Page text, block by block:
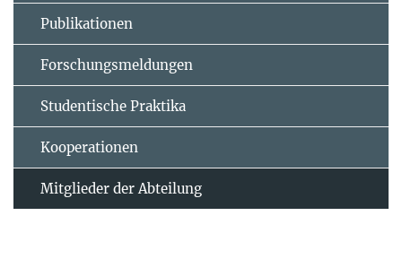
Publikationen
Forschungsmeldungen
Studentische Praktika
Kooperationen
Mitglieder der Abteilung